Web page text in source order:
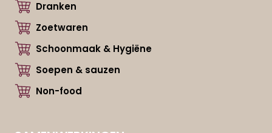
Dranken
Zoetwaren
Schoonmaak & Hygiëne
Soepen & sauzen
Non-food